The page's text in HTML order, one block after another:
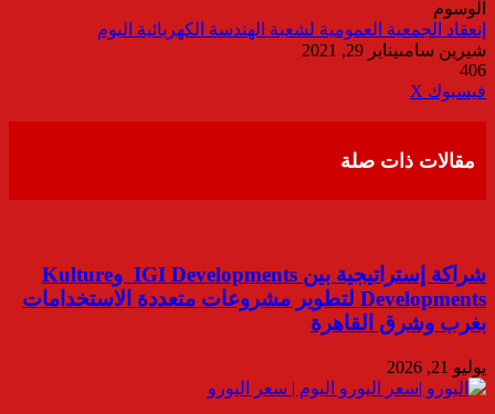
الوسوم
إنعقاد الجمعية العمومية لشعبة الهندسة الكهربائية اليوم
شيرين سامىيناير 29, 2021
406
فيسبوك ‫X
مقالات ذات صلة
شراكة إستراتيجية بين IGI Developments وKulture
Developments لتطوير مشروعات متعددة الاستخدامات
بغرب وشرق القاهرة
يوليو 21, 2026